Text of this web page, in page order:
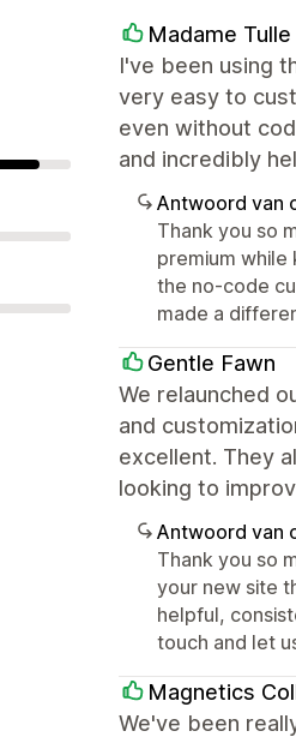
Madame Tulle
I've been using
very easy to
even without
and incredibly
Antwoord van
Thank you so
premium
the no-code
made a
Gentle Fawn
We relaunched
and
excellent. They
looking to
Antwoord van
Thank you so
your new site
helpful,
touch and let
Magnetics
We've been